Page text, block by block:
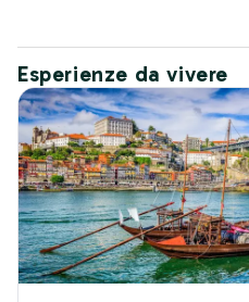
Esperienze da vivere